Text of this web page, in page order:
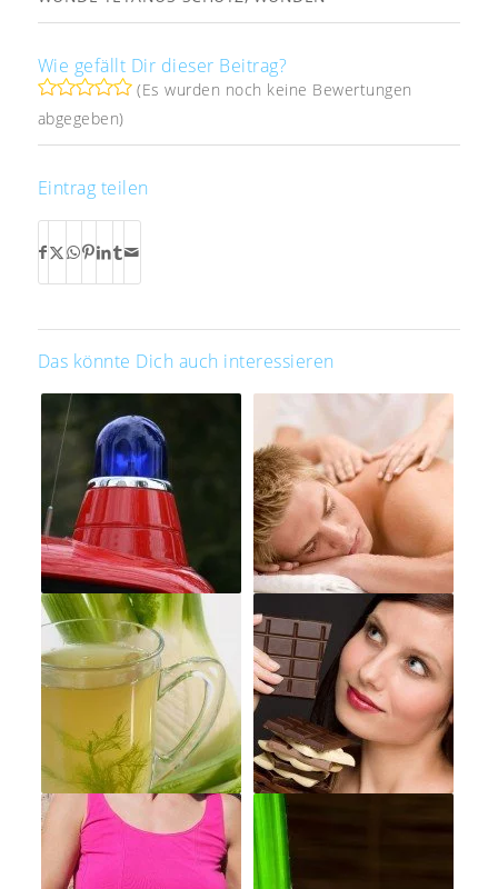
Wie gefällt Dir dieser Beitrag?
(Es wurden noch keine Bewertungen
abgegeben)
Eintrag teilen
Das könnte Dich auch interessieren